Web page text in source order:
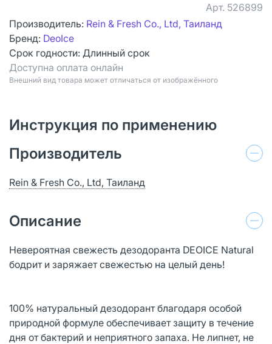
Арт. 526899
Производитель: Rein & Fresh Co., Ltd, Таиланд
Бренд: DeoIce
Срок годности: Длинный срок
Доступна оплата онлайн
Bнешний вид товара может отличаться от изображённого
Инструкция по применению
Производитель
Rein & Fresh Co., Ltd, Таиланд
Описание
Невероятная свежесть дезодоранта DEOICE Natural
бодрит и заряжает свежестью на целый день!
100% натуральный дезодорант благодаря особой
природной формуле обеспечивает защиту в течение
дня от бактерий и неприятного запаха. Не липнет, не